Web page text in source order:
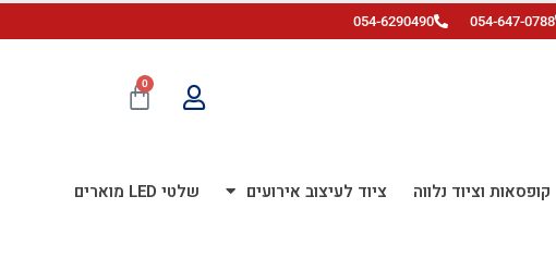
054-647-0788
054-6290490
0
קופסאות וציוד נלווה ציוד לעיצוב אירועים שלטי LED מוארים